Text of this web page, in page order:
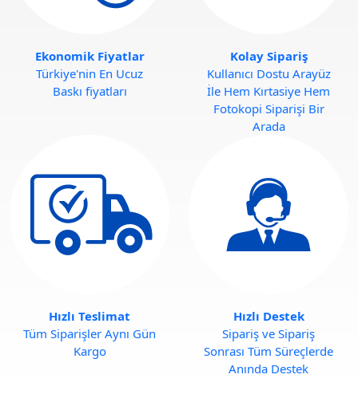
Ekonomik Fiyatlar
Türkiye'nin En Ucuz
Baskı fiyatları
Kolay Sipariş
Kullanıcı Dostu Arayüz
İle Hem Kırtasiye Hem
Fotokopi Siparişi Bir
Arada
Hızlı Teslimat
Tüm Siparişler Aynı Gün
Kargo
Hızlı Destek
Sipariş ve Sipariş
Sonrası Tüm Süreçlerde
Anında Destek